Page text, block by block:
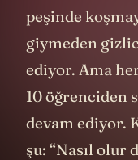
peşinde
giymeden
ediyor. Ama
10 öğrenciden
devam ediyor.
şu: “Nasıl olur